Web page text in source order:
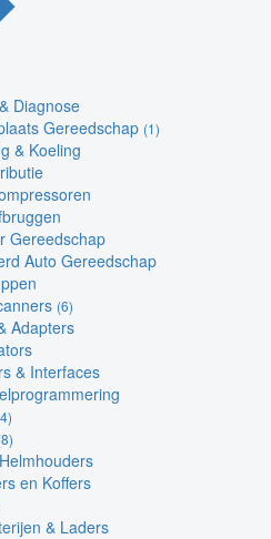
Diagnose
Gereedschap (1)
& Koeling
Gereedschap
Auto Gereedschap
(6)
Adapters
& Interfaces
en Koffers
& Laders